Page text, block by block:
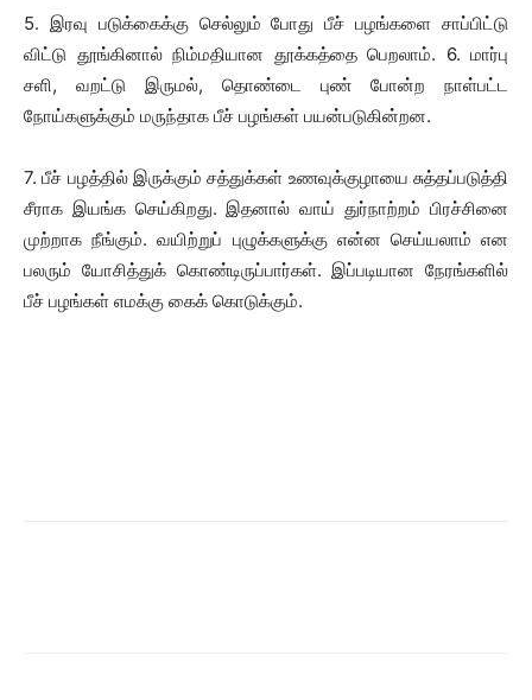
5. இரவு படுக்கைக்கு செல்லும் போது பீச் பழங்களை சாப்பிட்டு
விட்டு தூங்கினால் நிம்மதியான தூக்கத்தை பெறலாம். 6. மார்பு
சளி, வறட்டு இருமல், தொண்டை புண் போன்ற நாள்பட்ட
நோய்களுக்கும் மருந்தாக பீச் பழங்கள் பயன்படுகின்றன.
7. பீச் பழத்தில் இருக்கும் சத்துக்கள் உணவுக்குழாயை சுத்தப்படுத்தி
சீராக இயங்க செய்கிறது. இதனால் வாய் துர்நாற்றம் பிரச்சினை
முற்றாக நீங்கும். வயிற்றுப் புழுக்களுக்கு என்ன செய்யலாம் என
பலரும் யோசித்துக் கொண்டிருப்பார்கள். இப்படியான நேரங்களில்
பீச் பழங்கள் எமக்கு கைக் கொடுக்கும்.